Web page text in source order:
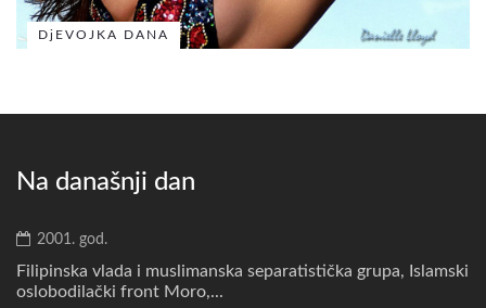
DjEVOJKA DANA
Na današnji dan
2001. god.
Filipinska vlada i muslimanska separatistička grupa, Islamski
oslobodilački front Moro,...